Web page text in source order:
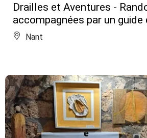
Drailles et Aventures -
accompagnées par un guide
Nant